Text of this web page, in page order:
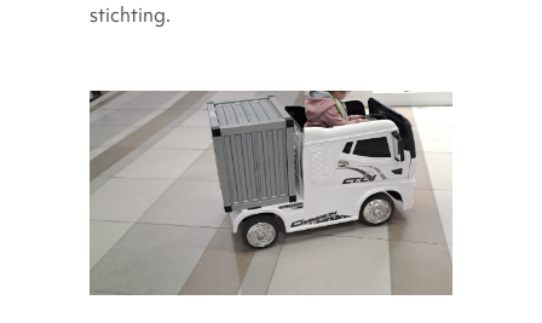
stichting.